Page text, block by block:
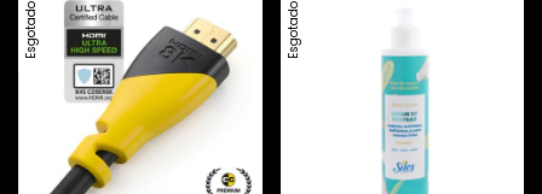
Esgotado Esgotado